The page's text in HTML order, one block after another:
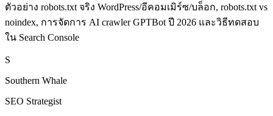
ตัวอย่าง robots.txt จริง WordPress/อีคอมเมิร์ซ/บล็อก, robots.txt vs
noindex, การจัดการ AI crawler GPTBot ปี 2026 และวิธีทดสอบ
ใน Search Console
S
Southern Whale
SEO Strategist